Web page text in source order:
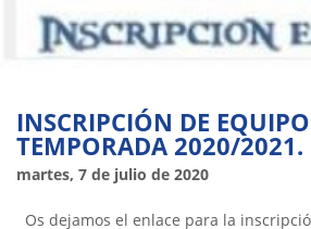
INSCRIPCIÓN DE
TEMPORADA 2020/2021.
martes, 7 de julio de 2020
Os dejamos el enlace para la